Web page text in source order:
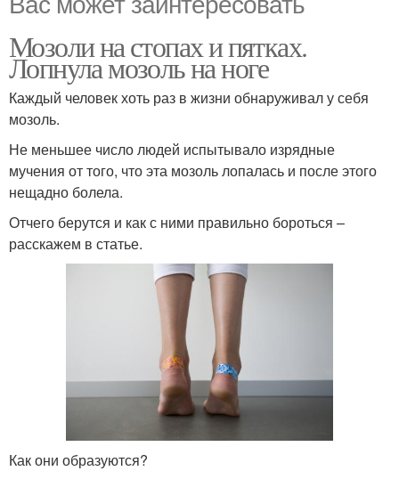
Мозоли на стопах и пятках.
Лопнула мозоль на ноге
Каждый человек хоть раз в жизни обнаруживал у себя
мозоль.
Не меньшее число людей испытывало изрядные
мучения от того, что эта мозоль лопалась и после этого
нещадно болела.
Отчего берутся и как с ними правильно бороться –
расскажем в статье.
Как они образуются?